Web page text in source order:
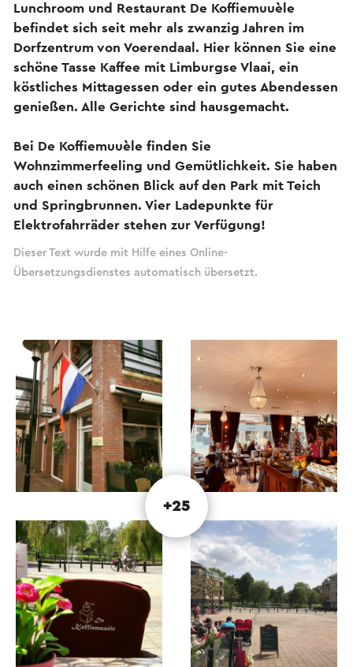
Lunchroom und Restaurant De Koffiemuuèle
befindet sich seit mehr als zwanzig Jahren im
Dorfzentrum von Voerendaal. Hier können Sie eine
schöne Tasse Kaffee mit Limburgse Vlaai, ein
köstliches Mittagessen oder ein gutes Abendessen
genießen. Alle Gerichte sind hausgemacht.
Bei De Koffiemuuèle finden Sie
Wohnzimmerfeeling und Gemütlichkeit. Sie haben
auch einen schönen Blick auf den Park mit Teich
und Springbrunnen. Vier Ladepunkte für
Elektrofahrräder stehen zur Verfügung!
Dieser Text wurde mit Hilfe eines Online-
Übersetzungsdienstes automatisch übersetzt.
+25